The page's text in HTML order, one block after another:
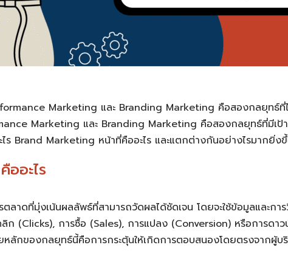
Marketing และ Branding Marketing คือสองกลยุทธ์ที่ไ
Marketing และ Branding Marketing คือสองกลยุทธ์ที่มีเป้
Brand Marketing หน้าที่คืออะไร และแตกต่างกันอย่างไรมากยิ่
อะไร
ดที่มุ่งเน้นผลลัพธ์ที่สามารถวัดผลได้ชัดเจน โดยจะใช้ข้อมูลและกา
ก (Clicks), การซื้อ (Sales), การแปลง (Conversion) หรือการดาว
หลักของกลยุทธ์นี้คือการกระตุ้นให้เกิดการตอบสนองโดยตรงจาก